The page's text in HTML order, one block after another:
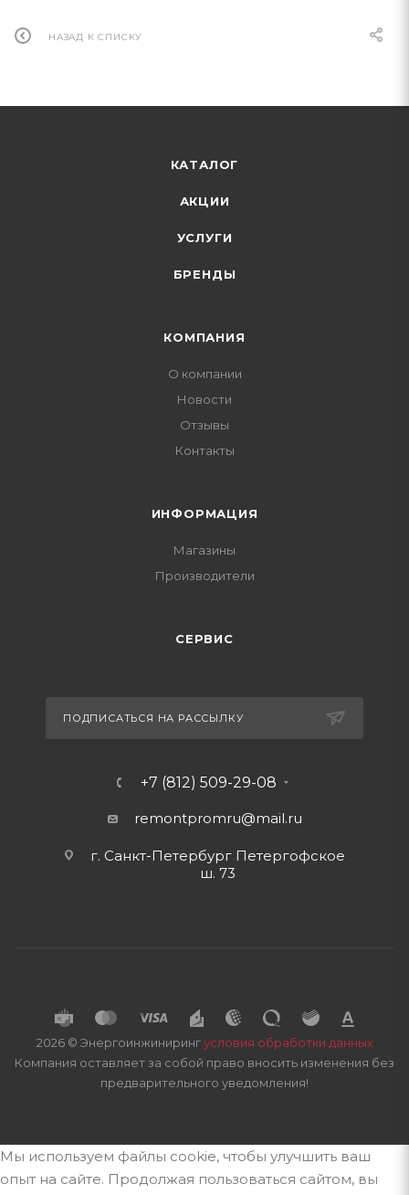
НАЗАД К СПИСКУ
КАТАЛОГ
АКЦИИ
УСЛУГИ
БРЕНДЫ
КОМПАНИЯ
О компании
Новости
Отзывы
Контакты
ИНФОРМАЦИЯ
Магазины
Производители
СЕРВИС
ПОДПИСАТЬСЯ НА РАССЫЛКУ
+7 (812) 509-29-08
remontpromru@mail.ru
г. Санкт-Петербург Петергофское
ш. 73
2026 © Энергоинжинирингусловия обработки данных
Компания оставляет за собой право вносить изменения без
предварительного уведомления!
Мы используем файлы cookie, чтобы улучшить ваш
опыт на сайте. Продолжая пользоваться сайтом, вы